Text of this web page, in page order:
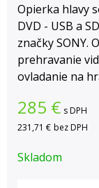
Opierka hlavy
DVD - USB a
značky SONY.
prehravanie
ovladanie na
285 € s DPH
231,71 € bez DPH
Skladom